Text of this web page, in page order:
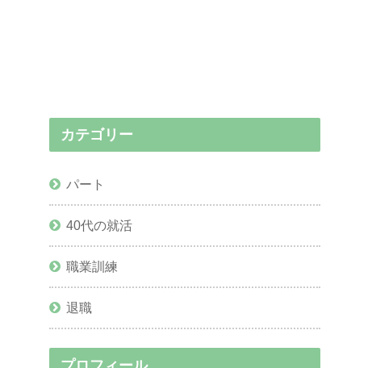
カテゴリー
パート
40代の就活
職業訓練
退職